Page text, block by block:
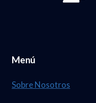
Menú
Sobre Nosotros